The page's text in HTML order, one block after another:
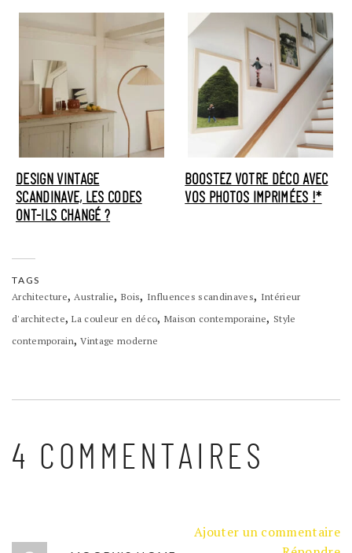
DESIGN VINTAGE
SCANDINAVE, LES CODES
ONT-ILS CHANGÉ ?
BOOSTEZ VOTRE DÉCO AVEC
VOS PHOTOS IMPRIMÉES !*
TAGS
Architecture,Australie,Bois, Influences scandinaves, Intérieur
d'architecte,La couleur en déco, Maison contemporaine, Style
contemporain,Vintage moderne
4 COMMENTAIRES
Ajouter un commentaire